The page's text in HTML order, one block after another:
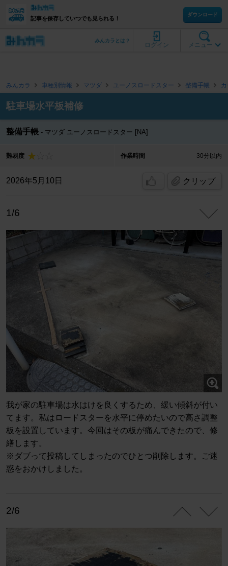
記事を保存していつでも見られる！
ダウンロード
メニュー
ログイン
みんカラとは？
みんカラ 車種別情報 マツダ ユーノスロードスター 整備手帳
駐車場水平板補修
整備手帳 マツダ ユーノスロードスター [NA]
難易度 作業時間 30分以内
2026年5月10日 クリップ
1/6
我が家の駐車場は水はけを良くするため、緩い傾斜が付い
てます。私はロードスターを水平に停めたいので高さ調整
板を設置しています。今回はその板が痛んできたので、修
繕します。
※ダブって投稿してしまったのでひとつ削除します。ご迷
惑をおかけしました。
2/6